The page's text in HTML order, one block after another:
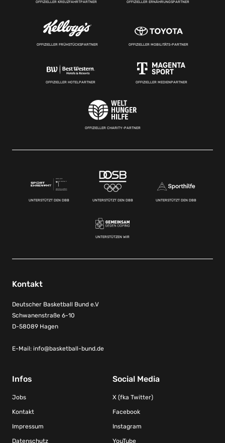
OFFIZIELLER KREUZFAHRTPARTNER OFFIZIELLER ERNÄHRUNGSPARTNER
OFFIZIELLER FRÜHSTÜCKSPARTNER OFFIZIELLER MOBILITÄTS-PARTNER
OFFIZIELLER HOTELPARTNER OFFIZIELLER MEDIENPARTNER
OFFIZIELLER CHARITY-PARTNER
UNTERSTÜTZT DEN DBB UNTERSTÜTZT DEN DBB UNTERSTÜTZT DEN DBB
UNTERSTÜTZEN WIR
Kontakt
Deutscher Basketball Bund e.V
Schwanenstraße 6-10
D-58089 Hagen
E-Mail: info@basketball-bund.de
Infos
Jobs
Kontakt
Impressum
Datenschutz
Social Media
X (fka Twitter)
Facebook
Instagram
YouTube